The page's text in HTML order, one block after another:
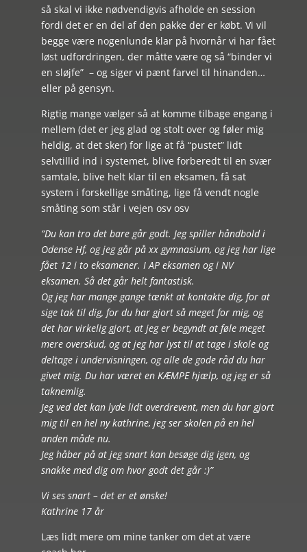
så skal vi ikke nødvendigvis afholde en session
fordi det er en del af den pakke der er købt. Vi vil
begge være nogenlunde klar på hvornår vi har fået
løst udfordringen, der måtte være og så “binder vi
en sløjfe” – og siger vi pænt farvel til hinanden…
eller på gensyn.
Rigtig mange vælger så at komme tilbage engang i
mellem (det er jeg glad og stolt over og føler mig
heldig, at det sker) for lige at få “pustet” lidt
selvtillid ind i systemet, blive forberedt til en svær
samtale, blive helt klar til en eksamen, få sat
system i forskellige småting, lige få vendt nogle
småting som står i vejen osv osv
“Du kan tro det bare går godt. Jeg spiller håndbold i
Odense Hf, og jeg går på xx gymnasium, og jeg har lige
fået 12 i to eksamener. I AP eksamen og i NV
eksamen. Så det går helt fantastisk.
Og jeg har mange gange tænkt at kontakte dig, for at
sige tak til dig, for du har gjort så meget for mig, og
det har virkelig gjort, at jeg er begyndt at føle meget
mere overskud, og at jeg har lyst til at tage i skole og
deltage i undervisningen, og alle de gode råd du har
givet mig. Du har været en KÆMPE hjælp, og jeg er så
taknemlig.
Jeg ved det kan lyde lidt overdrevent, men du har gjort
mig til en hel ny kathrine, jeg ser skolen på en hel
anden måde nu.
Jeg håber på at jeg snart kan besøge dig igen, og
snakke med dig om hvor godt det går :)”
Vi ses snart – det er et ønske!
Kathrine 17 år
Læs lidt mere om mine tanker om det at være